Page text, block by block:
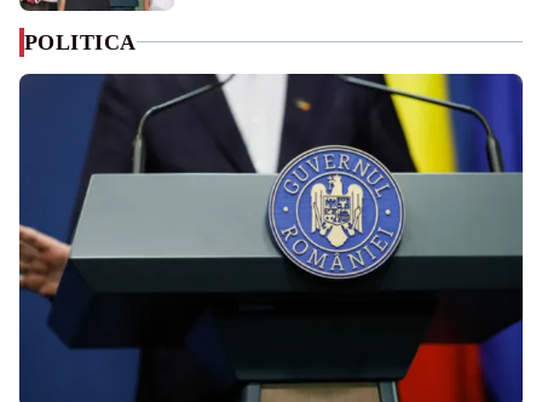
POLITICA